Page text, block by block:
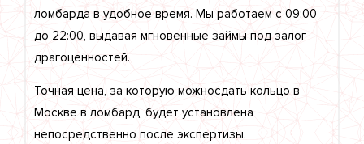
ломбарда в удобное время. Мы работаем с 09:00
до 22:00, выдавая мгновенные займы под залог
драгоценностей.
Точная цена, за которую можносдать кольцо в
Москве в ломбард, будет установлена
непосредственно после экспертизы.